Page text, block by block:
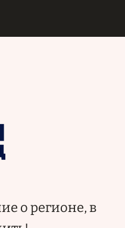
о регионе, в